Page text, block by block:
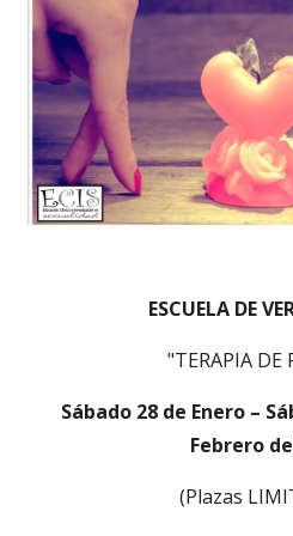
ESCUELA DE
"TERAPIA DE
Sábado 28 de Enero –
Febrero
(Plazas